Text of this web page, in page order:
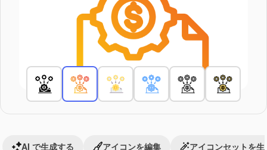
AI で生成する アイコンを編集 アイコンセットを生